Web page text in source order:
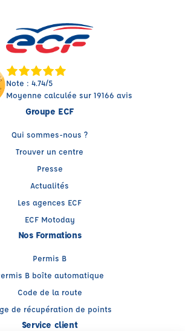
Note : 4.74/5
Moyenne calculée sur 19166 avis
Groupe ECF
Qui sommes-nous ?
Trouver un centre
Presse
Actualités
Les agences ECF
ECF Motoday
Nos Formations
Permis B
B boîte automatique
Code de la route
de récupération de points
Service client